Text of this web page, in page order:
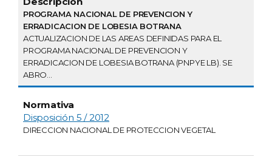
PROGRAMA NACIONAL DE PREVENCION Y
ERRADICACION DE LOBESIA BOTRANA
ACTUALIZACION DE LAS AREAS DEFINIDAS PARA EL
PROGRAMA NACIONAL DE PREVENCION Y
ERRADICACION DE LOBESIA BOTRANA (PNPYE LB). SE
ABRO...
Disposición 5 / 2012
DIRECCION NACIONAL DE PROTECCION VEGETAL